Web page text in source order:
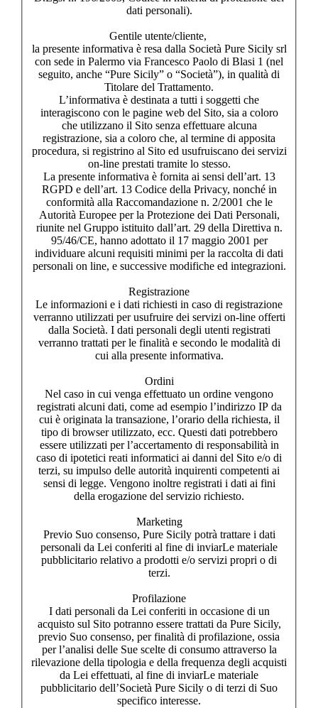
dati personali).
Gentile utente/cliente,
la presente informativa è resa dalla Società Pure Sicily srl
con sede in Palermo via Francesco Paolo di Blasi 1 (nel
seguito, anche “Pure Sicily” o “Società”), in qualità di
Titolare del Trattamento.
L’informativa è destinata a tutti i soggetti che
interagiscono con le pagine web del Sito, sia a coloro
che utilizzano il Sito senza effettuare alcuna
registrazione, sia a coloro che, al termine di apposita
procedura, si registrino al Sito ed usufruiscano dei servizi
on-line prestati tramite lo stesso.
La presente informativa è fornita ai sensi dell’art. 13
RGPD e dell’art. 13 Codice della Privacy, nonché in
conformità alla Raccomandazione n. 2/2001 che le
Autorità Europee per la Protezione dei Dati Personali,
riunite nel Gruppo istituito dall’art. 29 della Direttiva n.
95/46/CE, hanno adottato il 17 maggio 2001 per
individuare alcuni requisiti minimi per la raccolta di dati
personali on line, e successive modifiche ed integrazioni.
Registrazione
Le informazioni e i dati richiesti in caso di registrazione
verranno utilizzati per usufruire dei servizi on-line offerti
dalla Società. I dati personali degli utenti registrati
verranno trattati per le finalità e secondo le modalità di
cui alla presente informativa.
Ordini
Nel caso in cui venga effettuato un ordine vengono
registrati alcuni dati, come ad esempio l’indirizzo IP da
cui è originata la transazione, l’orario della richiesta, il
tipo di browser utilizzato, ecc. Questi dati potrebbero
essere utilizzati per l’accertamento di responsabilità in
caso di ipotetici reati informatici ai danni del Sito e/o di
terzi, su impulso delle autorità inquirenti competenti ai
sensi di legge. Vengono inoltre registrati i dati ai fini
della erogazione del servizio richiesto.
Marketing
Previo Suo consenso, Pure Sicily potrà trattare i dati
personali da Lei conferiti al fine di inviarLe materiale
pubblicitario relativo a prodotti e/o servizi propri o di
terzi.
Profilazione
I dati personali da Lei conferiti in occasione di un
acquisto sul Sito potranno essere trattati da Pure Sicily,
previo Suo consenso, per finalità di profilazione, ossia
per l’analisi delle Sue scelte di consumo attraverso la
rilevazione della tipologia e della frequenza degli acquisti
da Lei effettuati, al fine di inviarLe materiale
pubblicitario dell’Società Pure Sicily o di terzi di Suo
specifico interesse.